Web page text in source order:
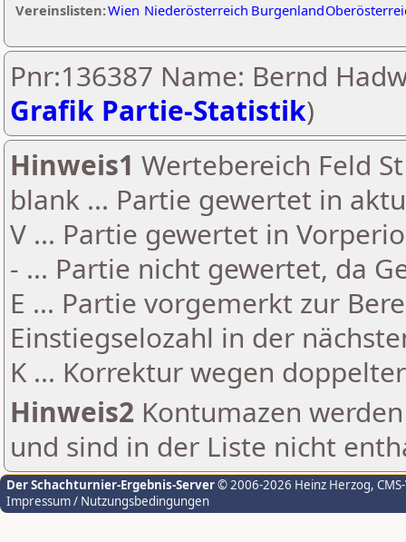
Vereinslisten:Wien Niederösterreich Burgenland
Pnr:136387 Name: Bernd
Grafik Partie-Statistik)
Hinweis1 Wertebereich Feld
blank ... Partie gewertet in
V ... Partie gewertet in
- ... Partie nicht gewertet, da
E ... Partie vorgemerkt zur
Einstiegselozahl in der
K ... Korrektur wegen
Hinweis2 Kontumazen
und sind in der Liste nicht
Der Schachturnier-Ergebnis-Server© 2006-2026 Heinz Herzog,
Impressum / Nutzungsbedingungen